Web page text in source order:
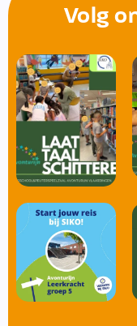
Volg